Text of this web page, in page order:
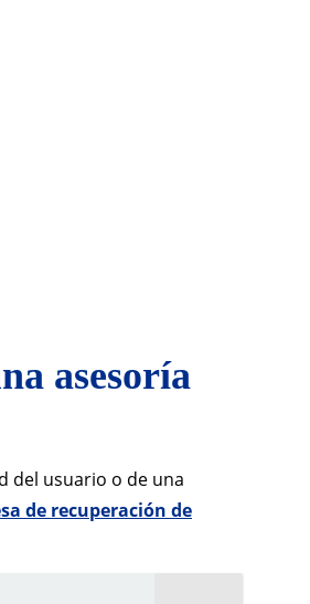
asesoría
del usuario o de una
de recuperación de